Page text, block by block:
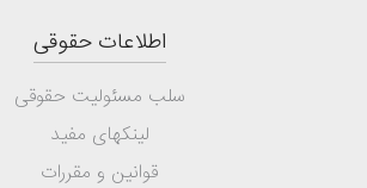
اطلاعات حقوقی
سلب مسئولیت حقوقی
لینکهای مفید
قوانین و مقررات